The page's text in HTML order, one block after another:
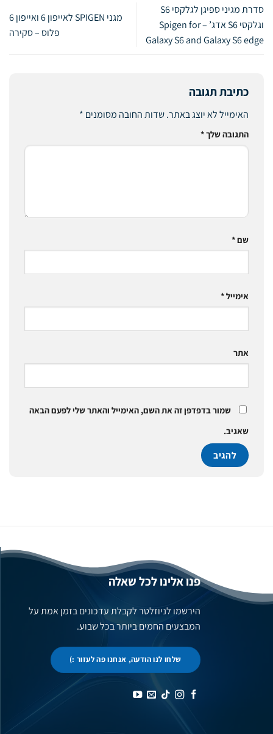
סדרת מגיני ספיגן לגלקסי S6
וגלקסי S6 אדג’ – Spigen for
Galaxy S6 and Galaxy S6 edge
מגני SPIGEN לאייפון 6 ואייפון 6
פלוס – סקירה
כתיבת תגובה
האימייל לא יוצג באתר.שדות החובה מסומנים *
התגובה שלך*
שם*
אימייל*
אתר
שמור בדפדפן זה את השם, האימייל והאתר שלי לפעם הבאה
שאגיב.
פנו אלינו לכל שאלה
הירשמו לניוזלטר לקבלת עדכונים בזמן אמת על
המבצעים החמים ביותר בכל שבוע.
שלחו לנו הודעה, אנחנו פה לעזור :)